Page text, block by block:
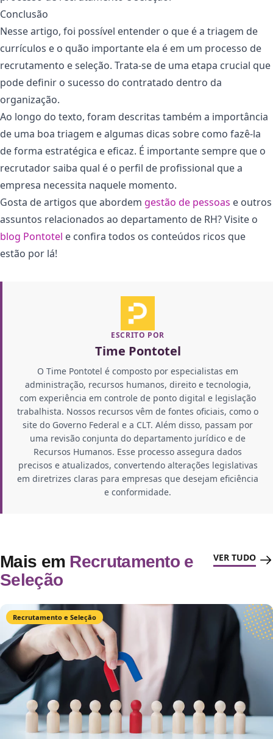
Conclusão
Nesse artigo, foi possível entender o que é a triagem de
currículos e o quão importante ela é em um processo de
recrutamento e seleção. Trata-se de uma etapa crucial que
pode definir o sucesso do contratado dentro da
organização.
Ao longo do texto, foram descritas também a importância
de uma boa triagem e algumas dicas sobre como fazê-la
de forma estratégica e eficaz. É importante sempre que o
recrutador saiba qual é o perfil de profissional que a
empresa necessita naquele momento.
Gosta de artigos que abordem gestão de pessoas e outros
assuntos relacionados ao departamento de RH? Visite o
blog Pontotel e confira todos os conteúdos ricos que
estão por lá!
ESCRITO POR
Time Pontotel
O Time Pontotel é composto por especialistas em
administração, recursos humanos, direito e tecnologia,
com experiência em controle de ponto digital e legislação
trabalhista. Nossos recursos vêm de fontes oficiais, como o
site do Governo Federal e a CLT. Além disso, passam por
uma revisão conjunta do departamento jurídico e de
Recursos Humanos. Esse processo assegura dados
precisos e atualizados, convertendo alterações legislativas
em diretrizes claras para empresas que desejam eficiência
e conformidade.
Mais em Recrutamento e
Seleção
VER TUDO
Recrutamento e Seleção